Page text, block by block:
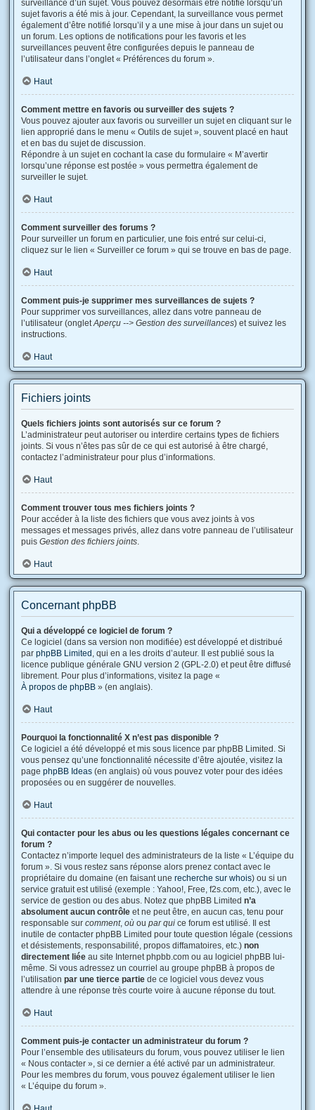
surveillance d’un sujet. Vous pouvez désormais être notifié lorsqu’un
sujet favoris a été mis à jour. Cependant, la surveillance vous permet
également d’être notifié lorsqu’il y a une mise à jour dans un sujet ou
un forum. Les options de notifications pour les favoris et les
surveillances peuvent être configurées depuis le panneau de
l’utilisateur dans l’onglet « Préférences du forum ».
Haut
Comment mettre en favoris ou surveiller des sujets ?
Vous pouvez ajouter aux favoris ou surveiller un sujet en cliquant sur le
lien approprié dans le menu « Outils de sujet », souvent placé en haut
et en bas du sujet de discussion.
Répondre à un sujet en cochant la case du formulaire « M’avertir
lorsqu’une réponse est postée » vous permettra également de
surveiller le sujet.
Haut
Comment surveiller des forums ?
Pour surveiller un forum en particulier, une fois entré sur celui-ci,
cliquez sur le lien « Surveiller ce forum » qui se trouve en bas de page.
Haut
Comment puis-je supprimer mes surveillances de sujets ?
Pour supprimer vos surveillances, allez dans votre panneau de
l’utilisateur (ongletAperçu --> Gestion des surveillances) et suivez les
instructions.
Haut
Fichiers joints
Quels fichiers joints sont autorisés sur ce forum ?
L’administrateur peut autoriser ou interdire certains types de fichiers
joints. Si vous n’êtes pas sûr de ce qui est autorisé à être chargé,
contactez l’administrateur pour plus d’informations.
Haut
Comment trouver tous mes fichiers joints ?
Pour accéder à la liste des fichiers que vous avez joints à vos
messages et messages privés, allez dans votre panneau de l’utilisateur
puis Gestion des fichiers joints.
Haut
Concernant phpBB
Qui a développé ce logiciel de forum ?
Ce logiciel (dans sa version non modifiée) est développé et distribué
par phpBB Limited , qui en a les droits d’auteur. Il est publié sous la
licence publique générale GNU version 2 (GPL-2.0) et peut être diffusé
librement. Pour plus d’informations, visitez la page «
À propos de phpBB » (en anglais).
Haut
Pourquoi la fonctionnalité X n’est pas disponible ?
Ce logiciel a été développé et mis sous licence par phpBB Limited. Si
vous pensez qu’une fonctionnalité nécessite d’être ajoutée, visitez la
page phpBB Ideas (en anglais) où vous pouvez voter pour des idées
proposées ou en suggérer de nouvelles.
Haut
Qui contacter pour les abus ou les questions légales concernant ce
forum ?
Contactez n’importe lequel des administrateurs de la liste « L’équipe du
forum ». Si vous restez sans réponse alors prenez contact avec le
propriétaire du domaine (en faisant une recherche sur whois) ou si un
service gratuit est utilisé (exemple : Yahoo!, Free, f2s.com, etc.), avec le
service de gestion ou des abus. Notez que phpBB Limited n’a
absolument aucun contrôle et ne peut être, en aucun cas, tenu pour
responsable sur comment, où ou par qui ce forum est utilisé. Il est
inutile de contacter phpBB Limited pour toute question légale (cessions
et désistements, responsabilité, propos diffamatoires, etc.) non
directement liée au site Internet phpbb.com ou au logiciel phpBB lui-
même. Si vous adressez un courriel au groupe phpBB à propos de
l’utilisation par une tierce partie de ce logiciel vous devez vous
attendre à une réponse très courte voire à aucune réponse du tout.
Haut
Comment puis-je contacter un administrateur du forum ?
Pour l’ensemble des utilisateurs du forum, vous pouvez utiliser le lien
« Nous contacter », si ce dernier a été activé par un administrateur.
Pour les membres du forum, vous pouvez également utiliser le lien
« L’équipe du forum ».